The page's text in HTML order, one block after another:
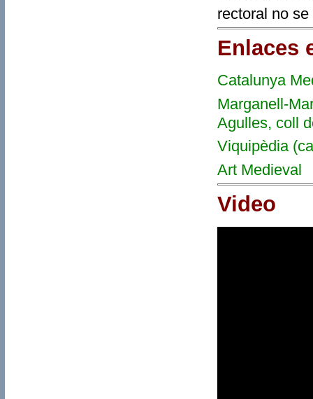
rectoral no
Enlaces
Catalunya
Marganell-
Agulles, coll
Viquipèdia
Art Medieval
Video